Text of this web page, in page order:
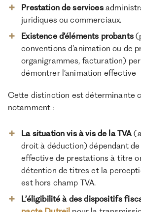
Prestation de services
juridiques ou commerciaux.
Existence d’éléments probants
conventions d’animation ou de
organigrammes, facturation)
démontrer l’animation effective
Cette distinction est déterminante
notamment :
La situation vis à vis de la TVA
droit à déduction) dépendant
effective de prestations à titre
détention de titres et la
est hors champ TVA.
L’éligibilité à des dispositifs